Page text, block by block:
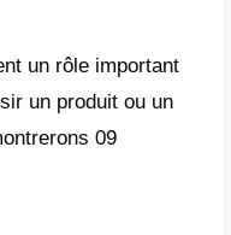
nous
réseaux
des annonces.
de Business